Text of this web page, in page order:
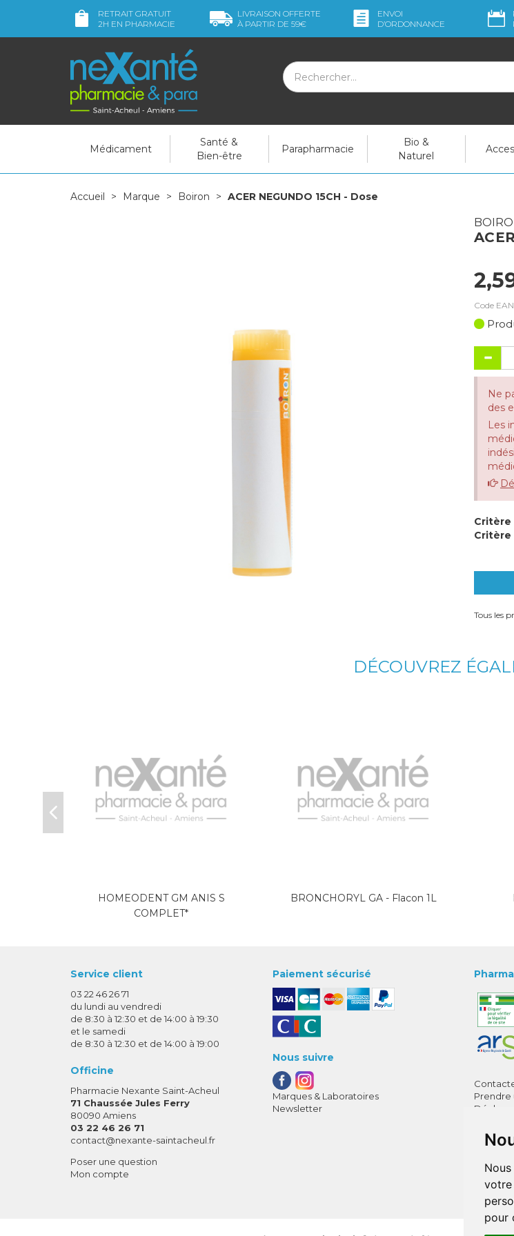
votre
pour
RETRAIT GRATUIT
2H EN PHARMACIE
LIVRAISON OFFERTE
À PARTIR DE 59€
ENVOI
D’ORDONNANCE
Médicament
Santé &
Bien-être
Parapharmacie
Bio &
Naturel
Accueil Marque Boiron ACER NEGUNDO 15CH - Dose
Code
Ne
des
Les
Critère
Critère
Tous les
DÉCOUVREZ
HOMEODENT GM ANIS S
COMPLET*
BRONCHORYL GA - Flacon 1L
Service client
03 22 46 26 71
du lundi au vendredi
de 8:30 à 12:30 et de 14:00 à 19:30
et le samedi
de 8:30 à 12:30 et de 14:00 à 19:00
Officine
Pharmacie Nexante Saint-Acheul
71 Chaussée Jules Ferry
80090 Amiens
03 22 46 26 71
contact-
@-
nexante-saintacheul.fr
Poser une question
Mon compte
Paiement sécurisé
Nous suivre
Marques & Laboratoires
Newsletter
Prendre
Déclarer
Mes